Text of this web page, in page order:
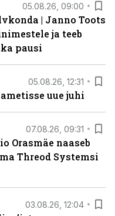
05.08.26, 09:00
| Janno Toots
ja teeb
pausi
05.08.26, 12:31
uue juhi
07.08.26, 09:31
Orasmäe naaseb
Threod Systemsi
03.08.26, 12:04